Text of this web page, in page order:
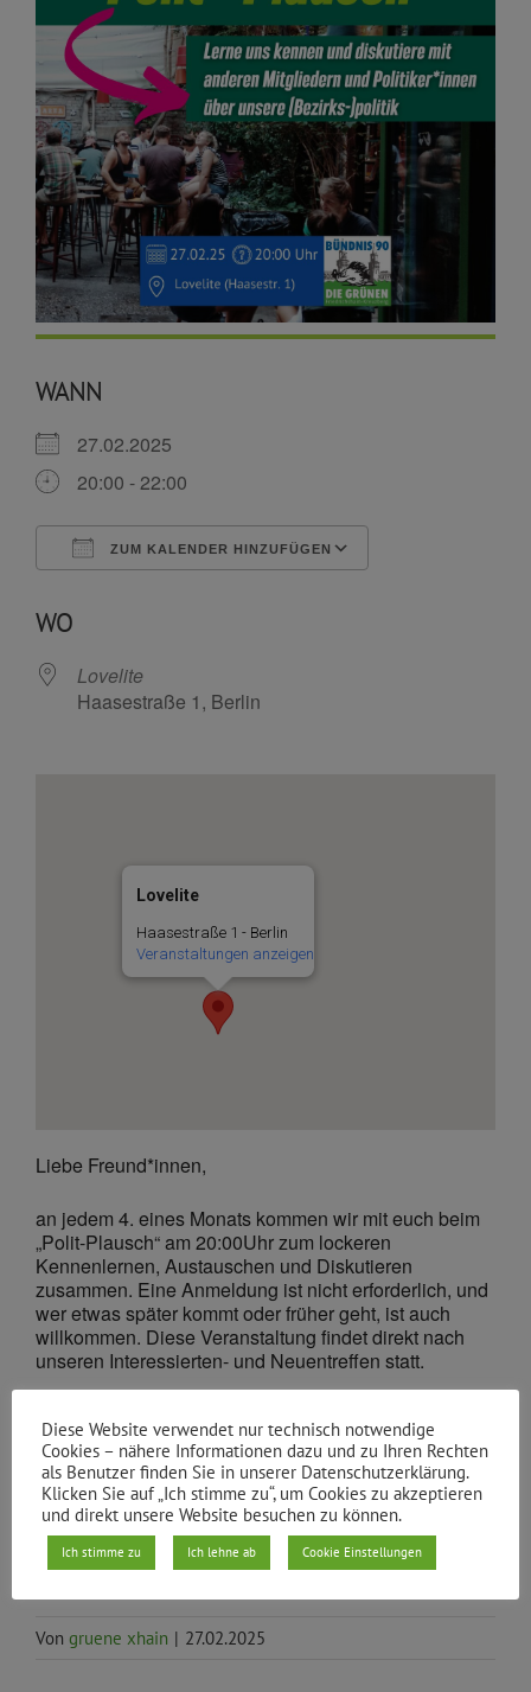
WANN
27.02.2025
20:00 - 22:00
ZUM KALENDER HINZUFÜGEN
WO
Lovelite
Haasestraße 1, Berlin
Lovelite
Haasestraße 1 - Berlin
Veranstaltungen anzeigen
Liebe Freund*innen,
an jedem 4. eines Monats kommen wir mit euch beim
„Polit-Plausch“ am 20:00Uhr zum lockeren
Kennenlernen, Austauschen und Diskutieren
zusammen. Eine Anmeldung ist nicht erforderlich, und
wer etwas später kommt oder früher geht, ist auch
willkommen. Diese Veranstaltung findet direkt nach
unseren Interessierten- und Neuentreffen statt.
Treffpunkt diesmal:
Lovelite in der Haasestr.1 im Friedrichshain (10245)
Von gruene xhain | 27.02.2025
Diese Website verwendet nur technisch notwendige
Cookies – nähere Informationen dazu und zu Ihren Rechten
als Benutzer finden Sie in unserer Datenschutzerklärung.
Klicken Sie auf „Ich stimme zu“, um Cookies zu akzeptieren
und direkt unsere Website besuchen zu können.
Ich stimme zu Ich lehne ab Cookie Einstellungen